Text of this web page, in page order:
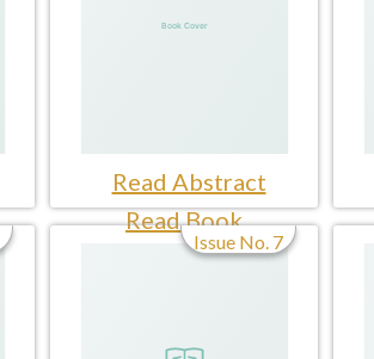
Read Abstract
Read Book
Issue No. 7